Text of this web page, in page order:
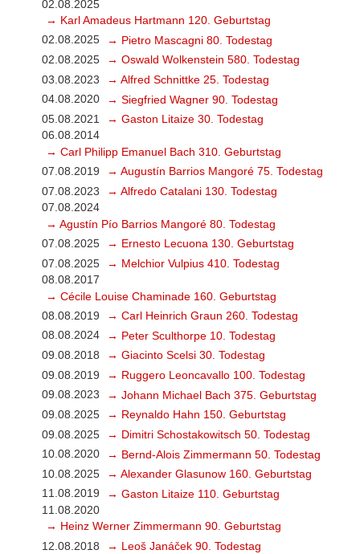
02.08.2025
→ Karl Amadeus Hartmann 120. Geburtstag
02.08.2025
→ Pietro Mascagni 80. Todestag
02.08.2025
→ Oswald Wolkenstein 580. Todestag
03.08.2023
→ Alfred Schnittke 25. Todestag
04.08.2020
→ Siegfried Wagner 90. Todestag
05.08.2021
→ Gaston Litaize 30. Todestag
06.08.2014
→ Carl Philipp Emanuel Bach 310. Geburtstag
07.08.2019
→ Augustín Barrios Mangoré 75. Todestag
07.08.2023
→ Alfredo Catalani 130. Todestag
07.08.2024
→ Agustín Pío Barrios Mangoré 80. Todestag
07.08.2025
→ Ernesto Lecuona 130. Geburtstag
07.08.2025
→ Melchior Vulpius 410. Todestag
08.08.2017
→ Cécile Louise Chaminade 160. Geburtstag
08.08.2019
→ Carl Heinrich Graun 260. Todestag
08.08.2024
→ Peter Sculthorpe 10. Todestag
09.08.2018
→ Giacinto Scelsi 30. Todestag
09.08.2019
→ Ruggero Leoncavallo 100. Todestag
09.08.2023
→ Johann Michael Bach 375. Geburtstag
09.08.2025
→ Reynaldo Hahn 150. Geburtstag
09.08.2025
→ Dimitri Schostakowitsch 50. Todestag
10.08.2020
→ Bernd-Alois Zimmermann 50. Todestag
10.08.2025
→ Alexander Glasunow 160. Geburtstag
11.08.2019
→ Gaston Litaize 110. Geburtstag
11.08.2020
→ Heinz Werner Zimmermann 90. Geburtstag
12.08.2018
→ Leoš Janáček 90. Todestag